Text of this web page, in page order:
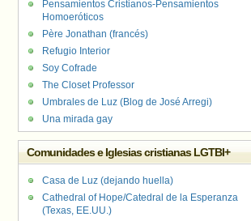
Pensamientos Cristianos-Pensamientos
Homoeróticos
Père Jonathan (francés)
Refugio Interior
Soy Cofrade
The Closet Professor
Umbrales de Luz (Blog de José Arregi)
Una mirada gay
Comunidades e Iglesias cristianas LGTBI+
Casa de Luz (dejando huella)
Cathedral of Hope/Catedral de la Esperanza
(Texas, EE.UU.)